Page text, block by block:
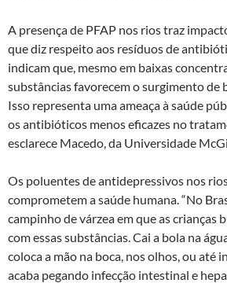
A presença de PFAP nos rios traz
que diz respeito aos resíduos de
indicam que, mesmo em baixas
substâncias favorecem o surgimento de
Isso representa uma ameaça à saúde
os antibióticos menos eficazes no
esclarece Macedo, da Universidade
Os poluentes de antidepressivos nos
comprometem a saúde humana. “No
campinho de várzea em que as crianças
com essas substâncias. Cai a bola na
coloca a mão na boca, nos olhos, ou até
acaba pegando infecção intestinal e